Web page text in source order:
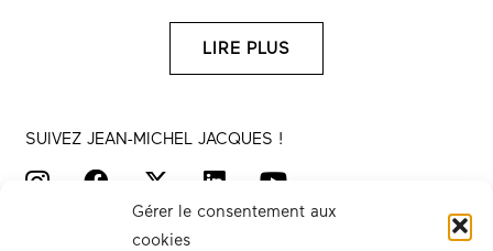
Gérer le consentement aux
cookies
LIRE PLUS
SUIVEZ JEAN-MICHEL JACQUES !